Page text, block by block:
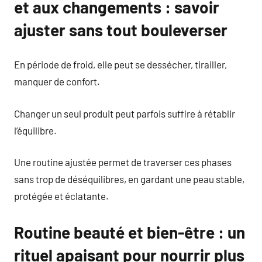
et aux changements : savoir
ajuster sans tout bouleverser
En période de froid, elle peut se dessécher, tirailler,
manquer de confort.
Changer un seul produit peut parfois suffire à rétablir
l’équilibre.
Une routine ajustée permet de traverser ces phases
sans trop de déséquilibres, en gardant une peau stable,
protégée et éclatante.
Routine beauté et bien-être : un
rituel apaisant pour nourrir plus